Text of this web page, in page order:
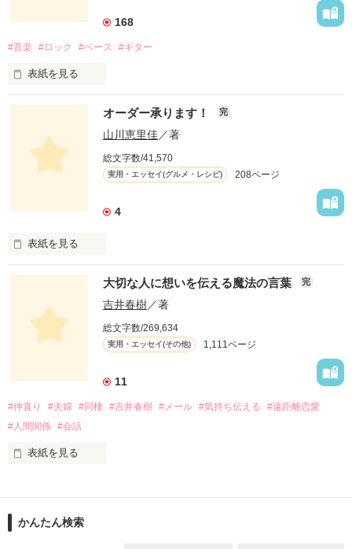
168
#音楽 #ロック #ベース #ギター
表紙を見る
どういうふうに生きるとかはあまり考えていなかったよ。
自分が楽しいこと、好きなことだけやってきたね。
この物語は自分の体験をもとに綴ったフィクションです。
作品を読む
オーダー承ります！ 完
山川恵里佳／著
総文字数/41,570
実用・エッセイ(グルメ・レシピ) 208ページ
4
表紙を見る
「オーダー承ります！」は、
お昼のTV番組『ありがとッ！』（テレビ神奈川）
にて、山川恵里佳さんがオススメの料理を
紹介する人気コーナー。
毎週番組への問い合わせが絶えないという、
この話題のレシピを山川さんが
いつもの一品として気軽に取り入れられる
簡単便利なアイデアが満載。
ご主人・おさるさんの感想や、
参考にもぜひどうぞ！
大切な人に想いを伝える魔法の言葉 完
吉井春樹／著
総文字数/269,634
実用・エッセイ(その他) 1,111ページ
11
#仲直り #夫婦 #同棲 #吉井春樹 #メール #気持ち伝える
#遠距離恋愛
#人間関係 #会話
表紙を見る
コピーライターとして徹夜つづきの日々を過ごすかたわら、妻
の女性読者の共感を呼んだことで『しあわせが、しあわせを、
かんたん検索